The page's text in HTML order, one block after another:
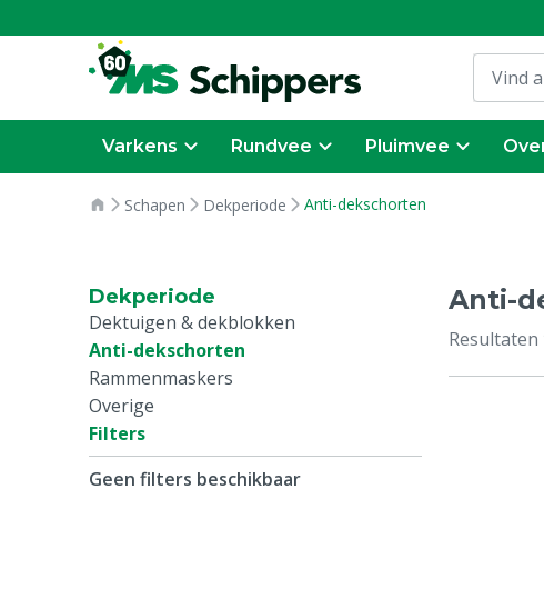
Varkens Rundvee Pluimvee
Schapen Dekperiode Anti-dekschorten
Dekperiode
Dektuigen & dekblokken
Anti-dekschorten
Rammenmaskers
Overige
Filters
Geen filters beschikbaar
Anti-
Resultaten